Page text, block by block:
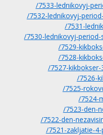
/7533-lednikovyj-
/7532-lednikovyj-
/7531-
/7530-lednikovyj-
/7529-
/7528-
/7527-
/7526-
/7525-
/7524-
/7523-den-
/7522-den-
/7521-zakljatie-